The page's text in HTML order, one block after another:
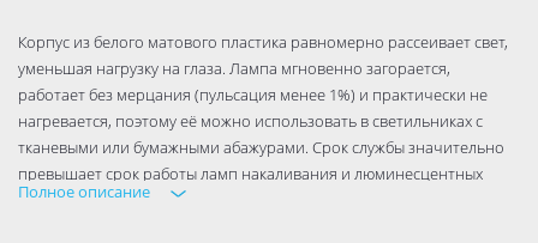
Корпус из белого матового пластика равномерно рассеивает свет,
уменьшая нагрузку на глаза. Лампа мгновенно загорается,
работает без мерцания (пульсация менее 1%) и практически не
нагревается, поэтому её можно использовать в светильниках с
тканевыми или бумажными абажурами. Срок службы значительно
превышает срок работы ламп накаливания и люминесцентных
источников.
Полное описание